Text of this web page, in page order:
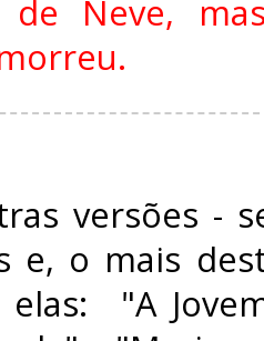
de Neve,
versões -
e, o mais
elas: "A